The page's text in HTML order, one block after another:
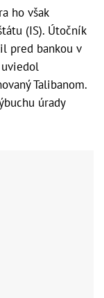
ho však
(IS). Útočník
pred bankou v
Talibanom.
úrady